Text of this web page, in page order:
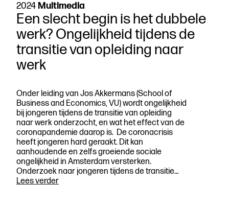
2024 Multimedia
Een slecht begin is het dubbele
werk? Ongelijkheid tijdens de
transitie van opleiding naar
werk
Onder leiding van Jos Akkermans (School of
Business and Economics, VU) wordt ongelijkheid
bij jongeren tijdens de transitie van opleiding
naar werk onderzocht, en wat het effect van de
coronapandemie daarop is. De coronacrisis
heeft jongeren hard geraakt. Dit kan
aanhoudende en zelfs groeiende sociale
ongelijkheid in Amsterdam versterken.
Onderzoek naar jongeren tijdens de transitie…
Lees verderEen